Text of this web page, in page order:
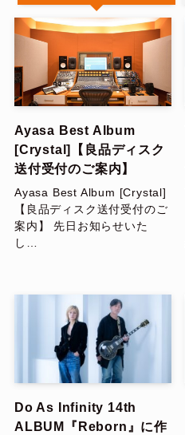
Ayasa Best Album
[Crystal]【良品ディスク
送付受付のご案内】
Ayasa Best Album [Crystal]
【良品ディスク送付受付のご
案内】 先日お知らせいた
し…
Do As Infinity 14th
ALBUM『Reborn』に作